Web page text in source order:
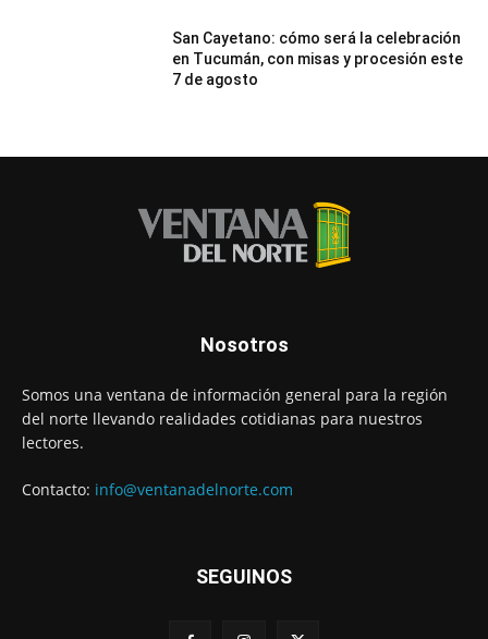
San Cayetano: cómo será la celebración
en Tucumán, con misas y procesión este
7 de agosto
Nosotros
Somos una ventana de información general para la región
del norte llevando realidades cotidianas para nuestros
lectores.
Contacto: info@ventanadelnorte.com
SEGUINOS